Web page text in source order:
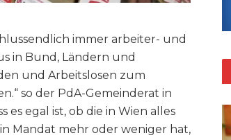
immer arbeiter- und
in Bund, Ländern und
und Arbeitslosen zum
so der PdA-Gemeinderat in
es egal ist, ob die in Wien alles
Mandat mehr oder weniger hat,